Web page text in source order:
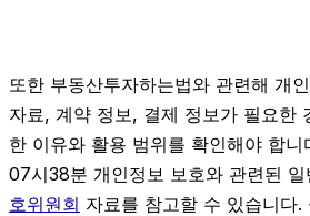
또한 부동산투자하는법와 관련해 개
자료, 계약 정보, 결제 정보가 필요한
한 이유와 활용 범위를 확인해야 합
07시38분 개인정보 보호와 관련된 일
호위원회 자료를 참고할 수 있습니다